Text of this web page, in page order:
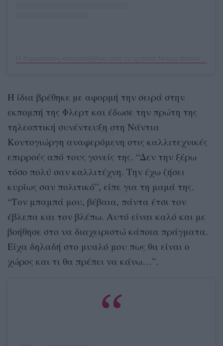
Η ίδια βρέθηκε με αφορμή την σειρά στην
εκπομπή της Φλερτ και έδωσε την πρώτη της
τηλεοπτική συνέντευξη στη Νάντια
Κοντογιώργη αναφερόμενη στις καλλιτεχνικές
επιρροές από τους γονείς της. “Δεν την ξέρω
τόσο πολύ σαν καλλιτέχνη. Την έχω ζήσει
κυρίως σαν πολιτικό”, είπε για τη μαμά της.
“Τον μπαμπά μου, βέβαια, πάντα έτσι τον
έβλεπα και τον βλέπω. Αυτό είναι καλό και με
βοήθησε στο να διαχειριστώ κάποια πράγματα.
Είχα δηλαδή στο μυαλό μου πως θα είναι ο
χώρος και τι θα πρέπει να κάνω…”.